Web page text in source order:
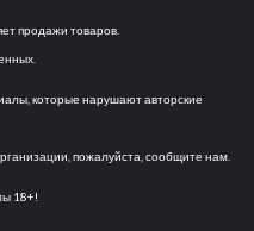
продажи товаров.
которые нарушают авторские
пожалуйста, сообщите нам.
18+!